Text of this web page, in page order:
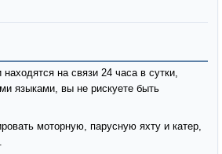
на связи 24 часа в сутки,
языками, вы не рискуете быть
моторную, парусную яхту и катер,